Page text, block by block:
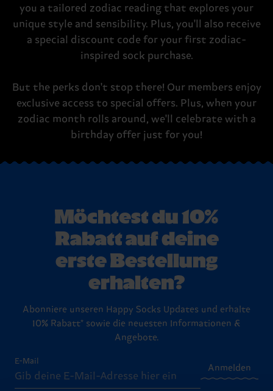
you a tailored zodiac reading that explores your
unique style and sensibility. Plus, you'll also receive
a special discount code for your first zodiac-
inspired sock purchase.
But the perks don't stop there! Our members enjoy
exclusive access to special offers. Plus, when your
zodiac month rolls around, we'll celebrate with a
birthday offer just for you!
Möchtest du 10%
Rabatt auf deine
erste Bestellung
erhalten?
Abonniere unseren Happy Socks Updates und erhalte
10% Rabatt* sowie die neuesten Informationen &
Angebote.
E-Mail
Anmelden